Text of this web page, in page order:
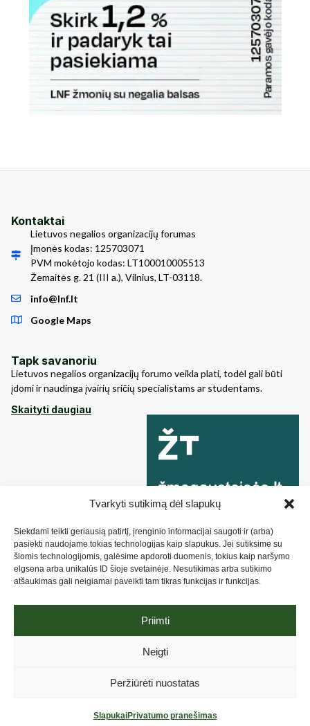
Tvarkyti sutikimą dėl slapukų
Siekdami teikti geriausią patirtį, įrenginio informacijai saugoti ir (arba)
pasiekti naudojame tokias technologijas kaip slapukus. Jei sutiksime su
šiomis technologijomis, galėsime apdoroti duomenis, tokius kaip naršymo
elgsena arba unikalūs ID šioje svetainėje. Nesutikimas arba sutikimo
atšaukimas gali neigiamai paveikti tam tikras funkcijas ir funkcijas.
Priimti
Neigti
Peržiūrėti nuostatas
SlapukaiPrivatumo pranešimas
Kontaktai
Lietuvos negalios organizacijų forumas
Įmonės kodas: 125703071
PVM mokėtojo kodas: LT100010005513
Žemaitės g. 21 (III a.), Vilnius, LT-03118.
info@lnf.lt
Google Maps
Tapk savanoriu
Lietuvos negalios organizacijų forumo veikla plati, todėl gali būti
įdomi ir naudinga įvairių sričių specialistams ar studentams.
Skaityti daugiau
Privatumo pranešimas.Aukojimo taisyklės